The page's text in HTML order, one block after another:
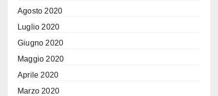
Agosto 2020
Luglio 2020
Giugno 2020
Maggio 2020
Aprile 2020
Marzo 2020